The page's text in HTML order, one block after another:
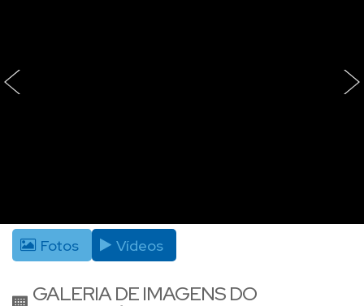
‹ ›
Fotos Vídeos
GALERIA DE IMAGENS DO